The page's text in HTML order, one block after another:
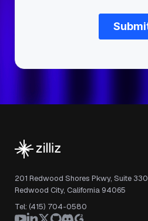
201 Redwood Shores Pkwy, Suite 330
Redwood City, California 94065
Tel: (415) 704-0580